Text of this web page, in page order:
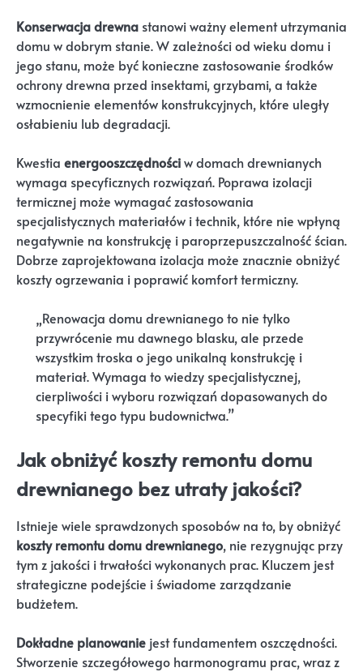
Konserwacja drewna stanowi ważny element utrzymania
domu w dobrym stanie. W zależności od wieku domu i
jego stanu, może być konieczne zastosowanie środków
ochrony drewna przed insektami, grzybami, a także
wzmocnienie elementów konstrukcyjnych, które uległy
osłabieniu lub degradacji.
Kwestia energooszczędnościw domach drewnianych
wymaga specyficznych rozwiązań. Poprawa izolacji
termicznej może wymagać zastosowania
specjalistycznych materiałów i technik, które nie wpłyną
negatywnie na konstrukcję i paroprzepuszczalność ścian.
Dobrze zaprojektowana izolacja może znacznie obniżyć
koszty ogrzewania i poprawić komfort termiczny.
„Renowacja domu drewnianego to nie tylko
przywrócenie mu dawnego blasku, ale przede
wszystkim troska o jego unikalną konstrukcję i
materiał. Wymaga to wiedzy specjalistycznej,
cierpliwości i wyboru rozwiązań dopasowanych do
specyfiki tego typu budownictwa.”
Jak obniżyć koszty remontu domu
drewnianego bez utraty jakości?
Istnieje wiele sprawdzonych sposobów na to, by obniżyć
koszty remontu domu drewnianego, nie rezygnując przy
tym z jakości i trwałości wykonanych prac. Kluczem jest
strategiczne podejście i świadome zarządzanie
budżetem.
Dokładne planowanie jest fundamentem oszczędności.
Stworzenie szczegółowego harmonogramu prac, wraz z